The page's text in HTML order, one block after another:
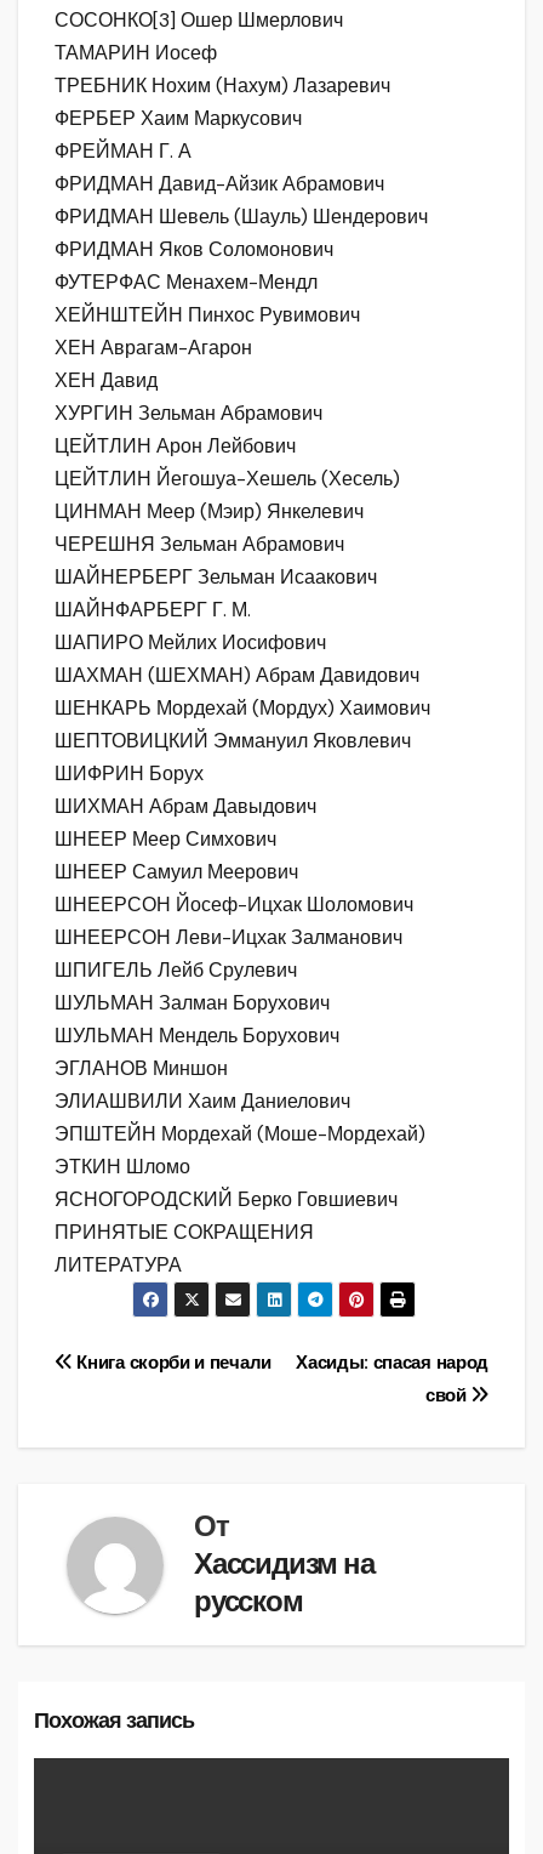
СОСОНКО[3] Ошер Шмерлович
ТАМАРИН Иосеф
ТРЕБНИК Нохим (Нахум) Лазаревич
ФЕРБЕР Хаим Маркусович
ФРЕЙМАН Г. А
ФРИДМАН Давид-Айзик Абрамович
ФРИДМАН Шевель (Шауль) Шендерович
ФРИДМАН Яков Соломонович
ФУТЕРФАС Менахем-Мендл
ХЕЙНШТЕЙН Пинхос Рувимович
ХЕН Аврагам-Агарон
ХЕН Давид
ХУРГИН Зельман Абрамович
ЦЕЙТЛИН Арон Лейбович
ЦЕЙТЛИН Йегошуа-Хешель (Хесель)
ЦИНМАН Меер (Мэир) Янкелевич
ЧЕРЕШНЯ Зельман Абрамович
ШАЙНЕРБЕРГ Зельман Исаакович
ШАЙНФАРБЕРГ Г. М.
ШАПИРО Мейлих Иосифович
ШАХМАН (ШЕХМАН) Абрам Давидович
ШЕНКАРЬ Мордехай (Мордух) Хаимович
ШЕПТОВИЦКИЙ Эммануил Яковлевич
ШИФРИН Борух
ШИХМАН Абрам Давыдович
ШНЕЕР Меер Симхович
ШНЕЕР Самуил Меерович
ШНЕЕРСОН Йосеф-Ицхак Шоломович
ШНЕЕРСОН Леви-Ицхак Залманович
ШПИГЕЛЬ Лейб Срулевич
ШУЛЬМАН Залман Борухович
ШУЛЬМАН Мендель Борухович
ЭГЛАНОВ Миншон
ЭЛИАШВИЛИ Хаим Даниелович
ЭПШТЕЙН Мордехай (Моше-Мордехай)
ЭТКИН Шломо
ЯСНОГОРОДСКИЙ Берко Говшиевич
ПРИНЯТЫЕ СОКРАЩЕНИЯ
ЛИТЕРАТУРА
Навигация
Хасиды: спасая народ
свой
Книга скорби и печали
От
Хассидизм на
русском
Похожая запись